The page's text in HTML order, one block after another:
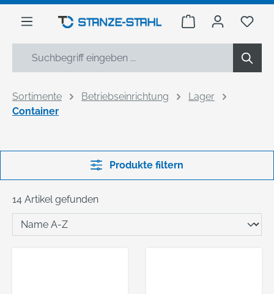
springen
Warenkorb Du
Sortimente Betriebseinrichtung
Lager
Container
Produkte filtern
14 Artikel gefunden